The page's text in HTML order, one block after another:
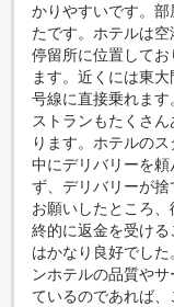
かりやすいです。
たです。ホテルは
停留所に位置して
ます。近くには東
号線に直接乗れま
ストランもたくさ
ります。ホテルの
中にデリバリーを
ず、デリバリーが
お願いしたところ
終的に返金を受け
はかなり良好でし
ンホテルの品質や
ているのであれば、